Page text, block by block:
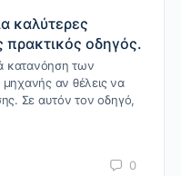
καλύτερες
οδηγός.
κατανόηση των
αν θέλεις να
Σε αυτόν τον οδηγό,
0